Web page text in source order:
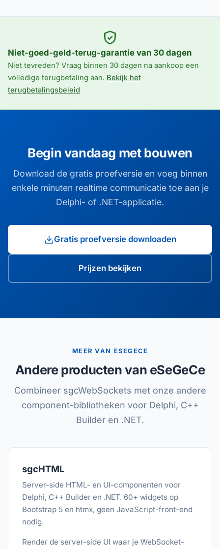
Niet-goed-geld-terug-garantie van 30 dagen
Niet tevreden? Vraag binnen 30 dagen na aankoop een
volledige terugbetaling aan. Bekijk het
terugbetalingsbeleid
Begin vandaag met bouwen
Download de gratis proefversie en voeg binnen
enkele minuten realtime communicatie toe aan je
Delphi- of .NET-applicatie.
Gratis proefversie downloaden
Prijzen bekijken
MEER VAN ESEGECE
Andere producten van eSeGeCe
Combineer sgcWebSockets met onze andere
component-bibliotheken voor Delphi, C++
Builder en .NET.
sgcHTML
Server-side HTML- en UI-componenten voor
Delphi, C++ Builder en .NET. 60+ widgets op
Bootstrap 5 en htmx, geen JavaScript-front-end
nodig.
Render de server-side UI waar je WebSocket-